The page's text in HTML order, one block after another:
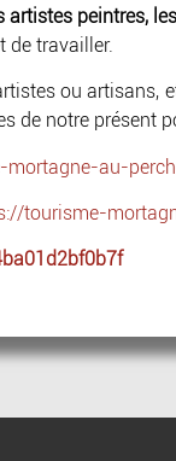
artistes peintres,
de travailler.
ou
de notre présent
mortagne-au-
tourisme-